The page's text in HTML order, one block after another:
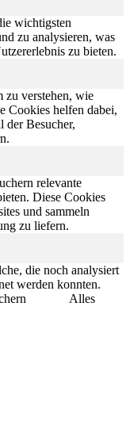
wichtigsten
zu analysieren, was
zu bieten.
zu verstehen, wie
Cookies helfen dabei,
Besucher,
relevante
Diese Cookies
und sammeln
zu liefern.
die noch analysiert
werden konnten.
Alles